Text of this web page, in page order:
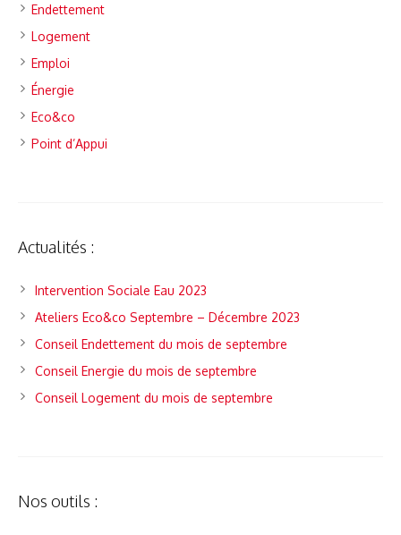
Endettement
Logement
Emploi
Énergie
Eco&co
Point d’Appui
Actualités :
Intervention Sociale Eau 2023
Ateliers Eco&co Septembre – Décembre 2023
Conseil Endettement du mois de septembre
Conseil Energie du mois de septembre
Conseil Logement du mois de septembre
Nos outils :